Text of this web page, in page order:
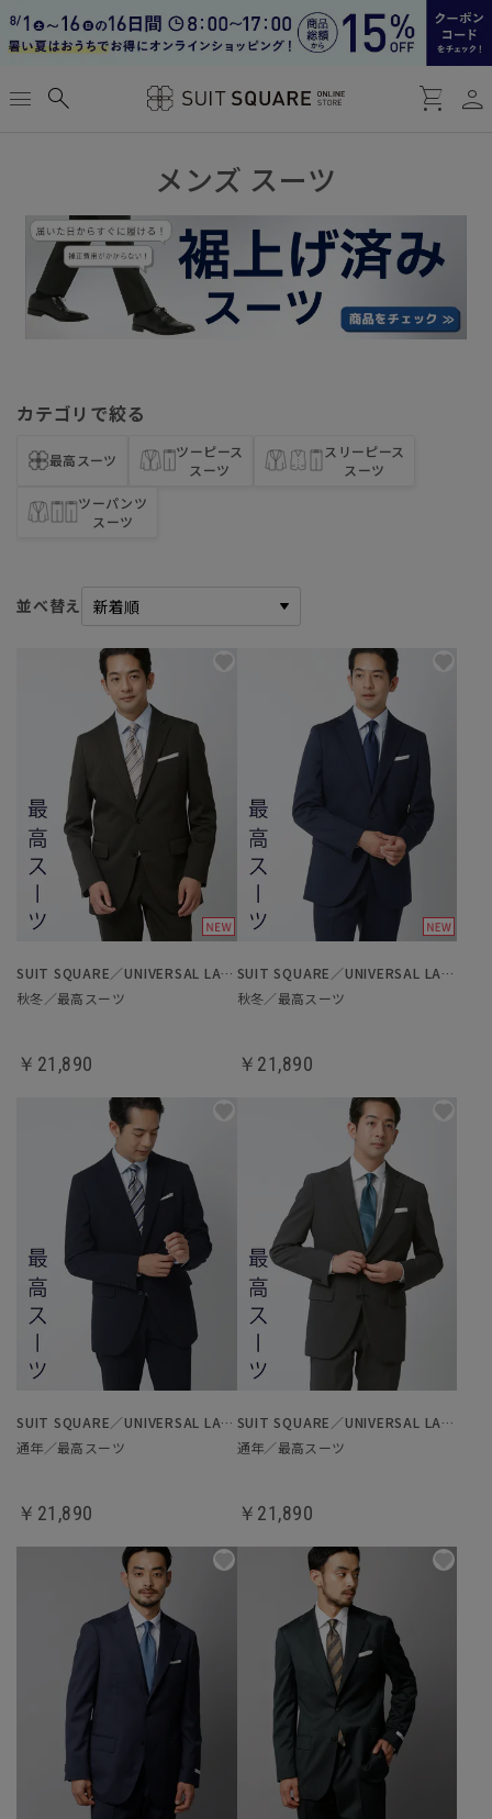
menu search shopping_cart person
メンズ スーツ
カテゴリで絞る
最高スーツ
ツーピース
スーツ
スリーピース
スーツ
ツーパンツ
スーツ
並べ替え
SUIT SQUARE／UNIVERSAL LANGUAGE
秋冬／最高スーツ
￥21,890
SUIT SQUARE／UNIVERSAL LANGUAGE
秋冬／最高スーツ
￥21,890
SUIT SQUARE／UNIVERSAL LANGUAGE
通年／最高スーツ
￥21,890
SUIT SQUARE／UNIVERSAL LANGUAGE
通年／最高スーツ
￥21,890